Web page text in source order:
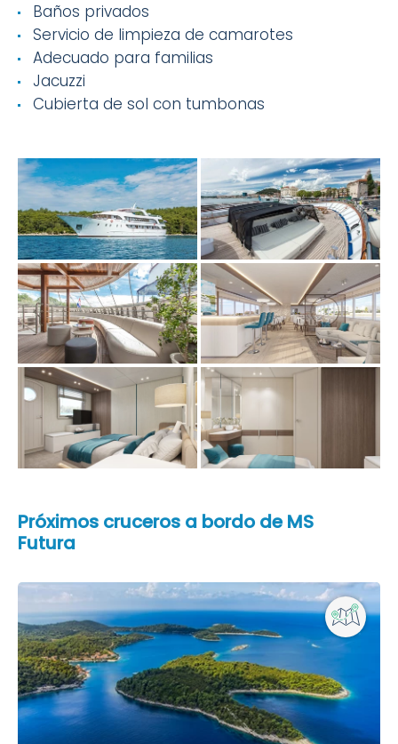
Baños privados
Servicio de limpieza de camarotes
Adecuado para familias
Jacuzzi
Cubierta de sol con tumbonas
Próximos cruceros a bordo de MS
Futura